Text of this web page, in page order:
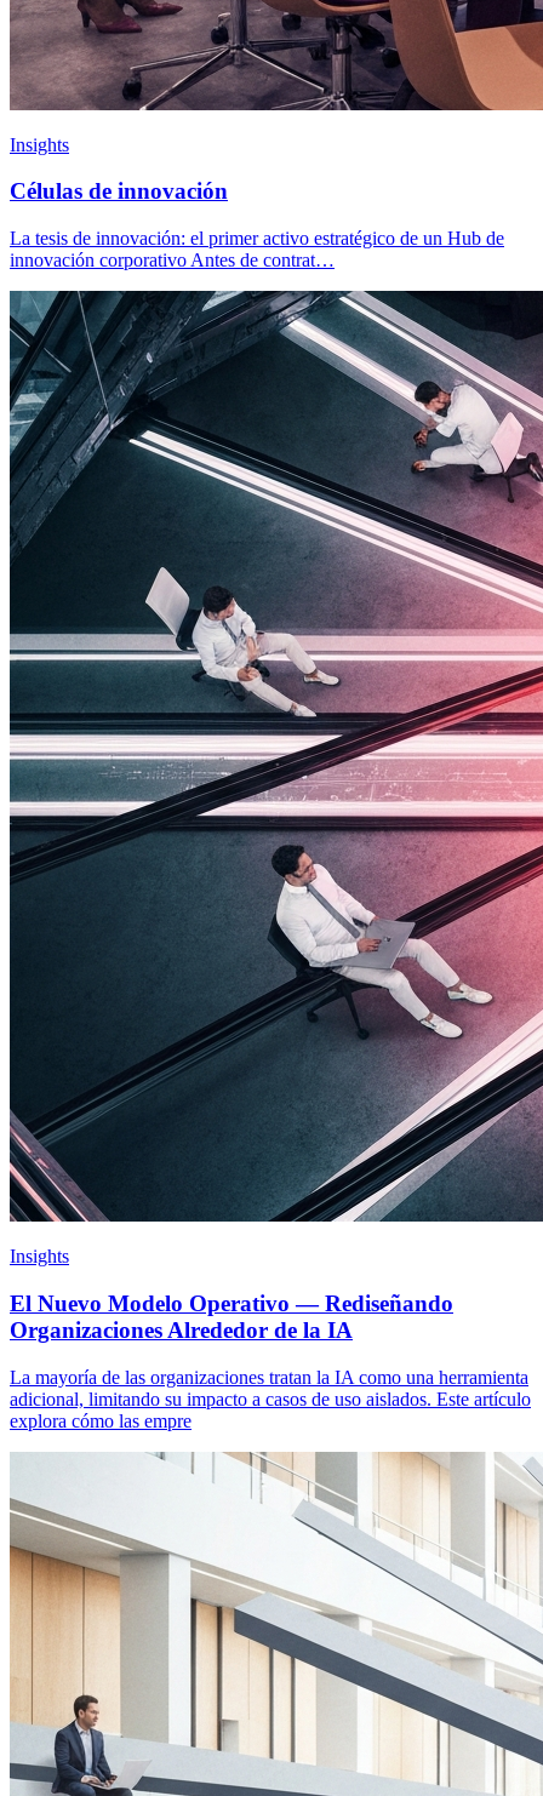
Insights
Células de innovación
La tesis de innovación: el primer activo estratégico de un Hub de
innovación corporativo Antes de contrat…
Insights
El Nuevo Modelo Operativo — Rediseñando
Organizaciones Alrededor de la IA
La mayoría de las organizaciones tratan la IA como una herramienta
adicional, limitando su impacto a casos de uso aislados. Este artículo
explora cómo las empre